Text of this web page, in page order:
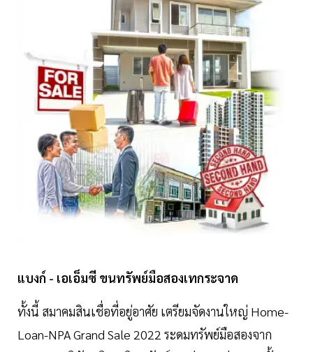
แบงก์ - เอเอ็มซี ขนทรัพย์มือสองเทกระจาด
ทั้งนี้ สมาคมสินเชื่อที่อยู่อาศัย เตรียมจัดงานใหญ่ Home-
Loan-NPA Grand Sale 2022 ระดมทรัพย์มือสองจาก